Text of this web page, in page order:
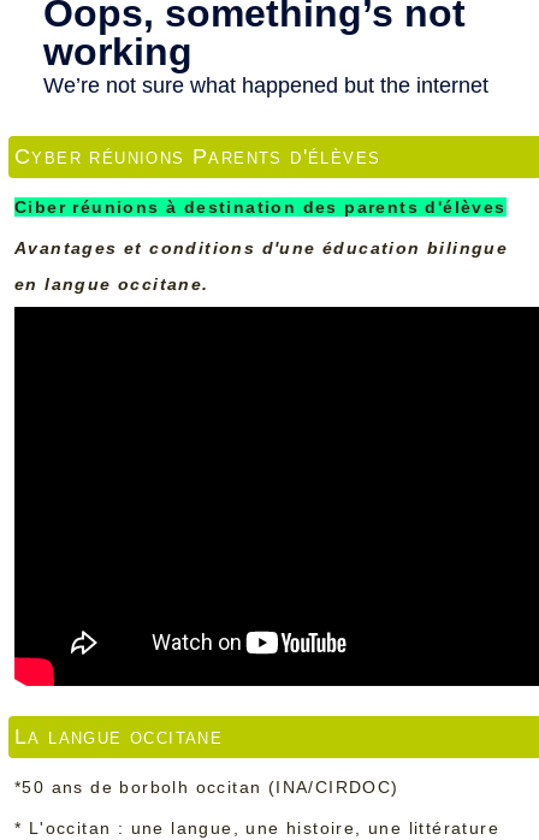
Cyber réunions Parents d'élèves
Ciber réunions à destination des parents d'élèves
Avantages et conditions d'une éducation bilingue
en langue occitane.
La langue occitane
*50 ans de borbolh occitan (INA/CIRDOC)
* L'occitan : une langue, une histoire, une littérature